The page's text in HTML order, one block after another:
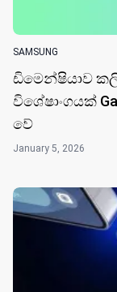
SAMSUNG
ඩිමෙන්ෂියාව
විශේෂාංගයක්
වේ
January 5, 2026